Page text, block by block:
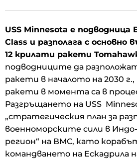
USS Minnesota е подводница
Class и разполага с основно
12 крилати ракети
подводниците да
ракети в началото на 2030
ракети в момента са в
Разгръщането на USS
„стратегическия план за
военноморските сили в
регион“ на ВМС, като
командването на Ескадрила